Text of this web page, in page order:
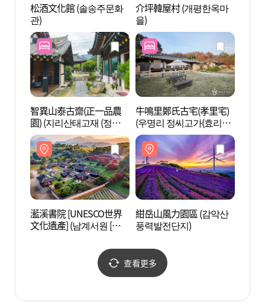
松酒文化館 (솔송주문화
관)
介坪韓屋村 (개평한옥마
을)
智異山泰古齋(正一品農
園) (지리산태고재 (정일
품농원))
牛鳴里鄭氏古宅(孝里宅)
(우명리 정씨고가(효리
댁))
灆溪書院 [UNESCO世界
文化遺產] (남계서원 [유
紺岳山風力園區 (감악산
풍력발전단지)
查看更多